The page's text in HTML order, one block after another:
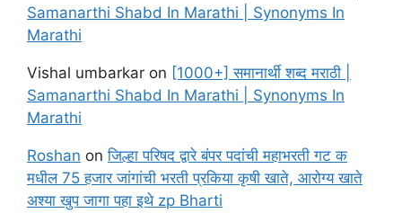
Samanarthi Shabd In Marathi | Synonyms In
Marathi
Vishal umbarkar on [1000+] समानार्थी शब्द मराठी |
Samanarthi Shabd In Marathi | Synonyms In
Marathi
Roshan onजिल्हा परिषद द्वारे बंपर पदांची महाभरती गट क
मधील 75 हजार जांगांची भरती प्रकिया कृषी खाते, आरोग्य खाते
अश्या खुप जागा पहा इथे zp Bharti